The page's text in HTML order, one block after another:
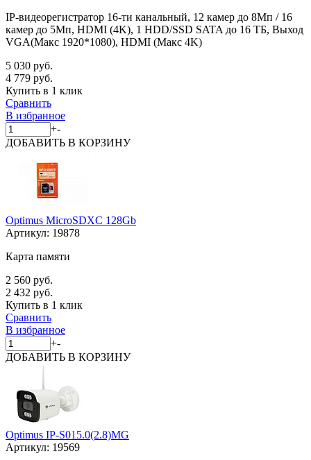
IP-видеорегистратор 16-ти канальный, 12 камер до 8Мп / 16
камер до 5Мп, HDMI (4K), 1 HDD/SSD SATA до 16 ТБ, Выход
VGA(Макс 1920*1080), HDMI (Макс 4K)
5 030 руб.
4 779 руб.
Купить в 1 клик
Сравнить
В избранное
+-
ДОБАВИТЬ В КОРЗИНУ
Optimus MicroSDXC 128Gb
Артикул: 19878
Карта памяти
2 560 руб.
2 432 руб.
Купить в 1 клик
Сравнить
В избранное
+-
ДОБАВИТЬ В КОРЗИНУ
Optimus IP-S015.0(2.8)MG
Артикул: 19569